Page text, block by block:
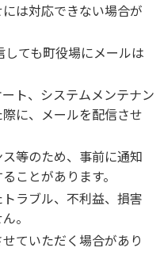
は対応できない場合が
ても町役場にメールは
ト、システムメンテナン
に、メールを配信させ
等のため、事前に通知
ことがあります。
ラブル、不利益、損害
。
ていただく場合があり